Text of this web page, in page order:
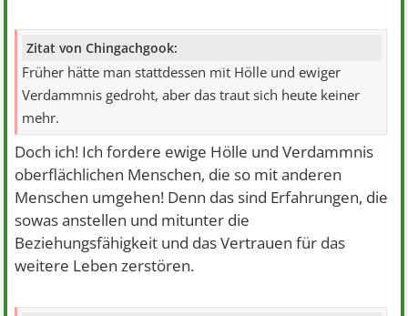
Zitat von Chingachgook:
Früher hätte man stattdessen mit Hölle und ewiger
Verdammnis gedroht, aber das traut sich heute keiner
mehr.
Doch ich! Ich fordere ewige Hölle und Verdammnis
oberflächlichen Menschen, die so mit anderen
Menschen umgehen! Denn das sind Erfahrungen, die
sowas anstellen und mitunter die
Beziehungsfähigkeit und das Vertrauen für das
weitere Leben zerstören.